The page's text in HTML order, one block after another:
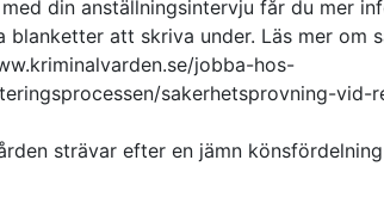
din anställningsintervju får du mer
blanketter att skriva under. Läs mer om
jobba-hos-
sakerhetsprovning-vid-
strävar efter en jämn